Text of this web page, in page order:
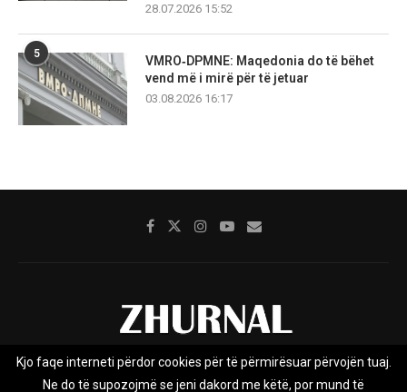
28.07.2026 15:52
5
VMRO‑DPMNE: Maqedonia do të bëhet
vend më i mirë për të jetuar
03.08.2026 16:17
Rreth nesh Impresumi Marketing
Kjo faqe interneti përdor cookies për të përmirësuar përvojën tuaj.
Ne do të supozojmë se jeni dakord me këtë, por mund të